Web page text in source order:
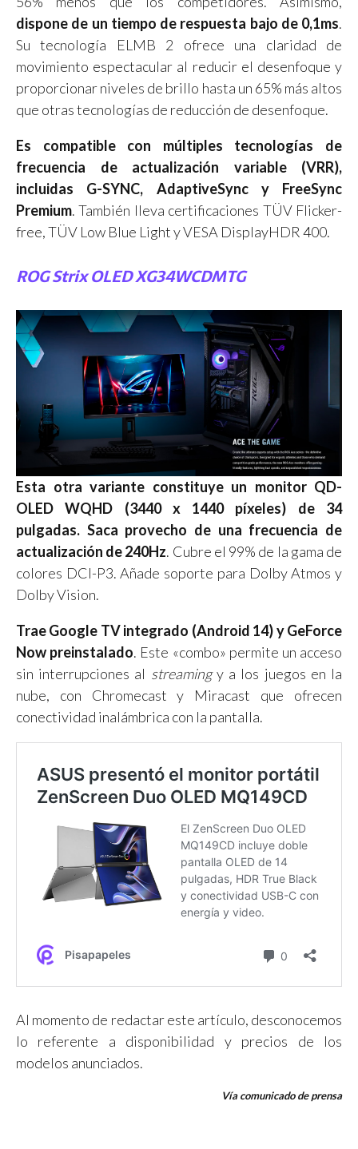
dispone de un tiempo de respuesta bajo de 0,1ms.
Su tecnología ELMB 2 ofrece una claridad de
movimiento espectacular al reducir el desenfoque y
proporcionar niveles de brillo hasta un 65% más altos
que otras tecnologías de reducción de desenfoque.
Es compatible con múltiples tecnologías de
frecuencia de actualización variable (VRR),
incluidas G-SYNC, AdaptiveSync y FreeSync
Premium. También lleva certificaciones TÜV Flicker-
free, TÜV Low Blue Light y VESA DisplayHDR 400.
ROG Strix OLED XG34WCDMTG
Esta otra variante constituye un monitor QD-
OLED WQHD (3440 x 1440 píxeles) de 34
pulgadas. Saca provecho de una frecuencia de
actualización de 240Hz. Cubre el 99% de la gama de
colores DCI-P3. Añade soporte para Dolby Atmos y
Dolby Vision.
Trae Google TV integrado (Android 14) y GeForce
Now preinstalado. Este «combo» permite un acceso
sin interrupciones al streamingy a los juegos en la
nube, con Chromecast y Miracast que ofrecen
conectividad inalámbrica con la pantalla.
Al momento de redactar este artículo, desconocemos
lo referente a disponibilidad y precios de los
modelos anunciados.
Vía comunicado de prensa